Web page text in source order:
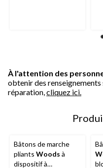
À l'attention des
obtenir des
réparation,cliquez ici.
Bâtons de marche
pliants Woods à
dispositif à